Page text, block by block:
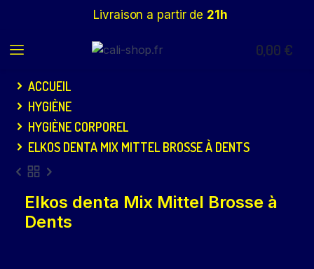
Livraison a partir de 21h
0,00 €
ACCUEIL
HYGIÈNE
HYGIÈNE CORPOREL
ELKOS DENTA MIX MITTEL BROSSE À DENTS
Elkos denta Mix Mittel Brosse à
Dents